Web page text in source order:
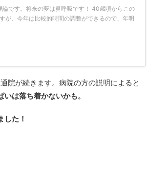
です。将来の夢は鼻呼吸です！ 40歳頃からこの
が、今年は比較的時間の調整ができるので、年明
院が続きます。病院の方の説明によると
いは落ち着かないかも。
た！